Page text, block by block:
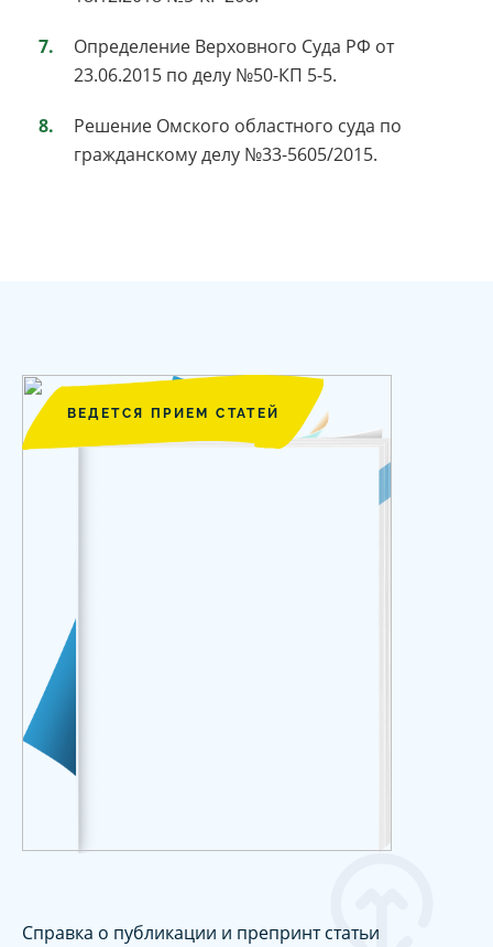
Определение Верховного Суда РФ от
23.06.2015 по делу №50-КП 5-5.
Решение Омского областного суда по
гражданскому делу №33-5605/2015.
ВЕДЕТСЯ ПРИЕМ СТАТЕЙ
Справка о публикации и препринт статьи